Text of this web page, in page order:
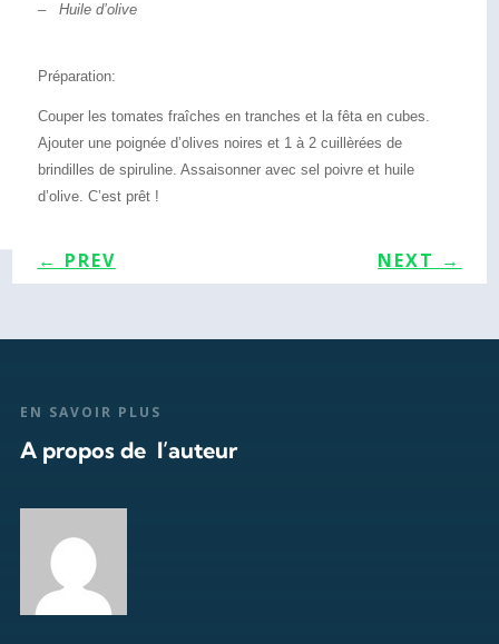
– Huile d’olive
Préparation:
Couper les tomates fraîches en tranches et la fêta en cubes.
Ajouter une poignée d’olives noires et 1 à 2 cuillèrées de
brindilles de spiruline. Assaisonner avec sel poivre et huile
d’olive. C’est prêt !
← PREV NEXT →
EN SAVOIR PLUS
A propos de l’auteur